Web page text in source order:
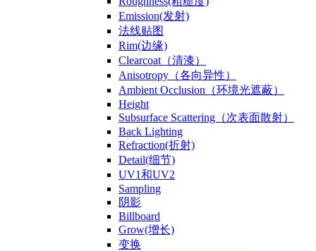
Emission(发射)
法线贴图
Rim(边缘)
Clearcoat（清漆）
Anisotropy（各向异性）
Ambient Occlusion（环境光遮蔽）
Height
Subsurface Scattering（次表面散射）
Back Lighting
Refraction(折射)
Detail(细节)
UV1和UV2
Sampling
阴影
Billboard
Grow(增长)
变换